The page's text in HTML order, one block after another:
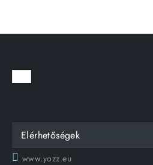
Elérhetőségek
www.yozz.eu